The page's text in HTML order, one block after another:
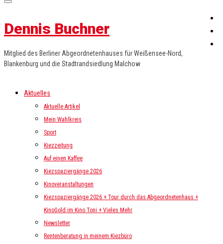
Dennis Buchner
Mitglied des Berliner Abgeordnetenhauses für Weißensee-Nord,
Blankenburg und die Stadtrandsiedlung Malchow
Aktuelles
Aktuelle Artikel
Mein Wahlkreis
Sport
Kiezzeitung
Auf einen Kaffee
Kiezspaziergänge 2026
Kinoveranstaltungen
Kiezspaziergänge 2026 + Tour durch das Abgeordnetenhaus +
KinoGold im Kino Toni + Vieles Mehr
Newsletter
Rentenberatung in meinem Kiezbüro